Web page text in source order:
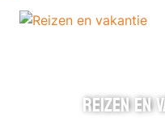
REIZEN EN